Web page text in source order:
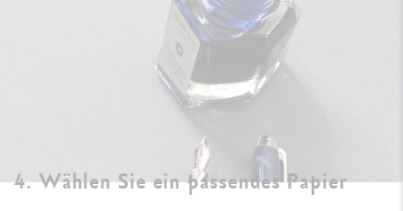
4. Wählen Sie ein passendes Papier